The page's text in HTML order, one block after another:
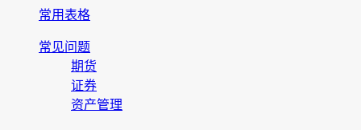
常用表格
常见问题
期货
证券
资产管理